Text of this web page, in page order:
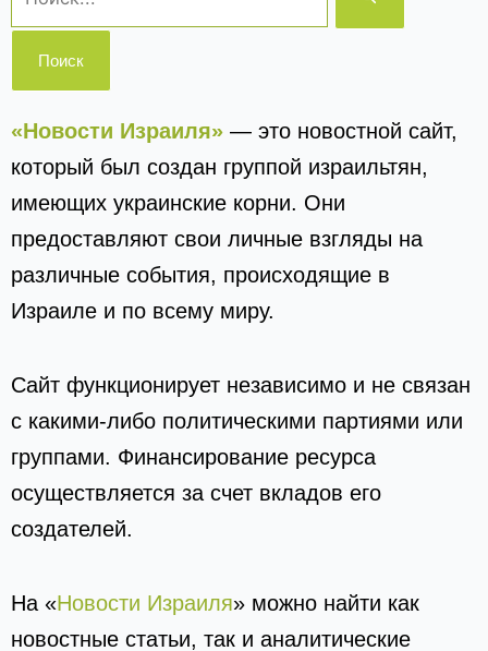
«Новости Израиля» — это новостной сайт,
который был создан группой израильтян,
имеющих украинские корни. Они
предоставляют свои личные взгляды на
различные события, происходящие в
Израиле и по всему миру.
Сайт функционирует независимо и не связан
с какими-либо политическими партиями или
группами. Финансирование ресурса
осуществляется за счет вкладов его
создателей.
На «Новости Израиля» можно найти как
новостные статьи, так и аналитические